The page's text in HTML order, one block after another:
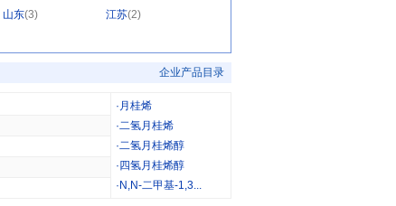
山东(3) 江苏(2)
企业产品目录
· 月桂烯
·二氢月桂烯
·二氢月桂烯醇
· 四氢月桂烯醇
· N,N-二甲基-1,3...